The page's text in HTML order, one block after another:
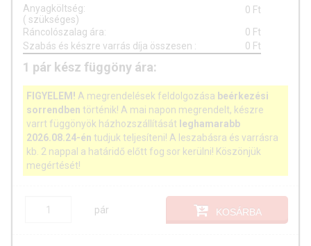
Anyagköltség:
( szükséges)
0 Ft
Ráncolószalag ára:
0 Ft
Szabás és készre varrás díja összesen : 0 Ft
1 pár kész függöny ára:
FIGYELEM! A megrendelések feldolgozása beérkezési
sorrendben történik! A mai napon megrendelt, készre
varrt függönyök házhozszállítását leghamarabb
2026.08.24-én tudjuk teljesíteni! A leszabásra és varrásra
kb. 2 nappal a határidő előtt fog sor kerülni! Köszönjük
megértését!
pár KOSÁRBA